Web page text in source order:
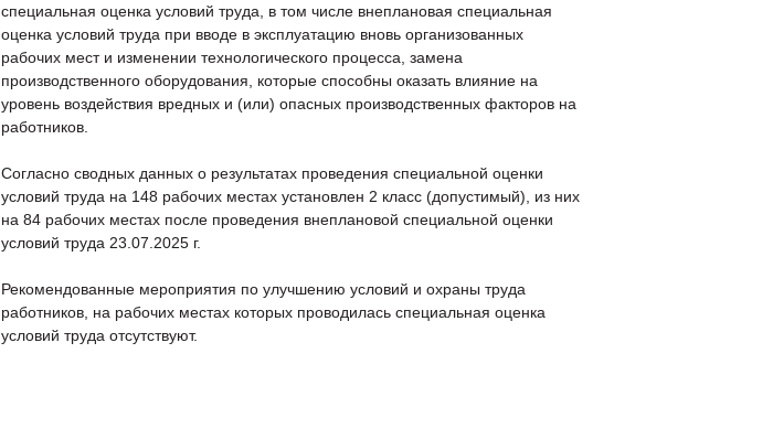
специальная оценка условий труда, в том числе внеплановая специальная
оценка условий труда при вводе в эксплуатацию вновь организованных
рабочих мест и изменении технологического процесса, замена
производственного оборудования, которые способны оказать влияние на
уровень воздействия вредных и (или) опасных производственных факторов на
работников.
Согласно сводных данных о результатах проведения специальной оценки
условий труда на 148 рабочих местах установлен 2 класс (допустимый), из них
на 84 рабочих местах после проведения внеплановой специальной оценки
условий труда 23.07.2025 г.
Рекомендованные мероприятия по улучшению условий и охраны труда
работников, на рабочих местах которых проводилась специальная оценка
условий труда отсутствуют.